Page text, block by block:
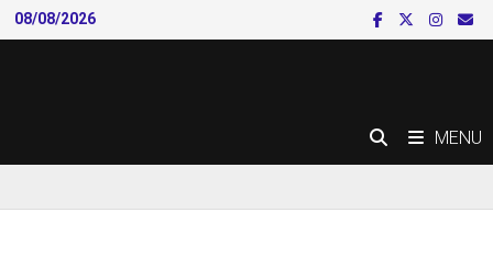
Skip
to
08/08/2026
MENU